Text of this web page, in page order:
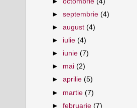
►septembrie(4)
►august(4)
► iulie(4)
► iunie(7)
► mai(2)
►aprilie(5)
► martie(7)
►februarie(7)